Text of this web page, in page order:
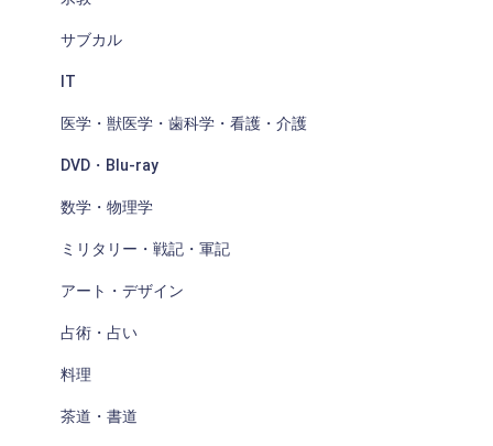
サブカル
IT
医学・獣医学・歯科学・看護・介護
DVD・Blu-ray
数学・物理学
ミリタリー・戦記・軍記
アート・デザイン
占術・占い
料理
茶道・書道